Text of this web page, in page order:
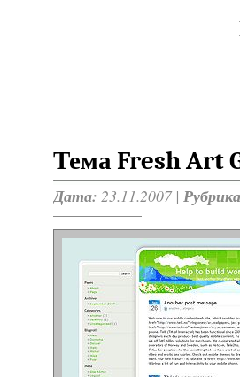
Тема Fresh Art
Дата: 23.11.2007 |